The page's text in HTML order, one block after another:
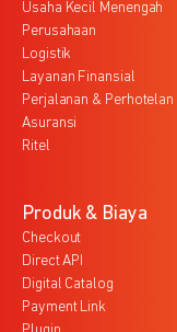
Usaha Kecil Menengah
Perusahaan
Logistik
Layanan Finansial
Perjalanan & Perhotelan
Asuransi
Ritel
Produk & Biaya
Checkout
Direct API
Digital Catalog
Payment Link